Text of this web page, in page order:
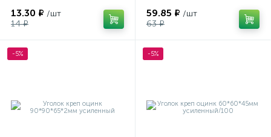
13.30 ₽ /шт
14 ₽
59.85 ₽ /шт
63 ₽
-5% -5%